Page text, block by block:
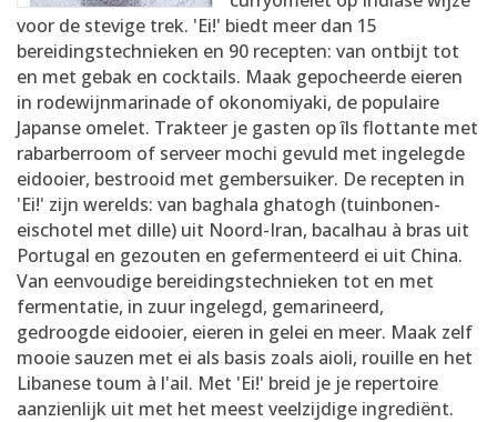
voor de stevige trek. 'Ei!' biedt meer dan 15
bereidingstechnieken en 90 recepten: van ontbijt tot
en met gebak en cocktails. Maak gepocheerde eieren
in rodewijnmarinade of okonomiyaki, de populaire
Japanse omelet. Trakteer je gasten op îls flottante met
rabarberroom of serveer mochi gevuld met ingelegde
eidooier, bestrooid met gembersuiker. De recepten in
'Ei!' zijn werelds: van baghala ghatogh (tuinbonen-
eischotel met dille) uit Noord-Iran, bacalhau à bras uit
Portugal en gezouten en gefermenteerd ei uit China.
Van eenvoudige bereidingstechnieken tot en met
fermentatie, in zuur ingelegd, gemarineerd,
gedroogde eidooier, eieren in gelei en meer. Maak zelf
mooie sauzen met ei als basis zoals aioli, rouille en het
Libanese toum à l'ail. Met 'Ei!' breid je je repertoire
aanzienlijk uit met het meest veelzijdige ingrediënt.